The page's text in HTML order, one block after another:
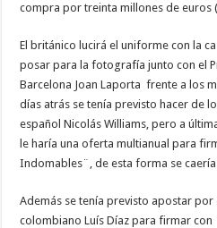
compra por treinta millones de euros
El británico lucirá el uniforme con la
posar para la fotografía junto con el
Barcelona Joan Laporta frente a los
días atrás se tenía previsto hacer de
español Nicolás Williams, pero a
le haría una oferta multianual para
Indomables¨, de esta forma se
Además se tenía previsto apostar
colombiano Luís Díaz para firmar con